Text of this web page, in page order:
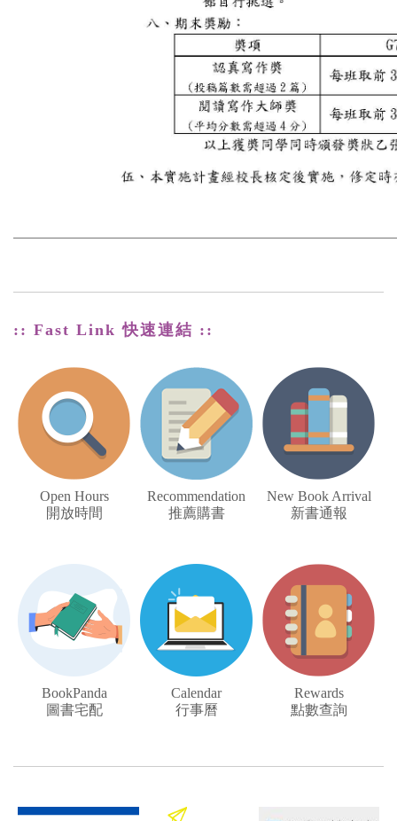
:: Fast Link 快速連結 ::
Open Hours
開放時間
Recommendation
推薦購書
New Book Arrival
新書通報
BookPanda
圖書宅配
Calendar
行事曆
Rewards
點數查詢